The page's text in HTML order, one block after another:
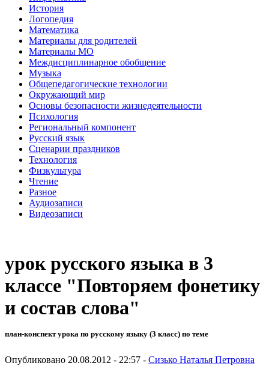
История
Логопедия
Математика
Материалы для родителей
Материалы МО
Междисциплинарное обобщение
Музыка
Общепедагогические технологии
Окружающий мир
Основы безопасности жизнедеятельности
Психология
Региональный компонент
Русский язык
Сценарии праздников
Технология
Физкультура
Чтение
Разное
Аудиозаписи
Видеозаписи
урок русского языка в 3
классе "Повторяем фонетику
и состав слова"
план-конспект урока по русскому языку (3 класс) по теме
Опубликовано 20.08.2012 - 22:57 - Сизько Наталья Петровна